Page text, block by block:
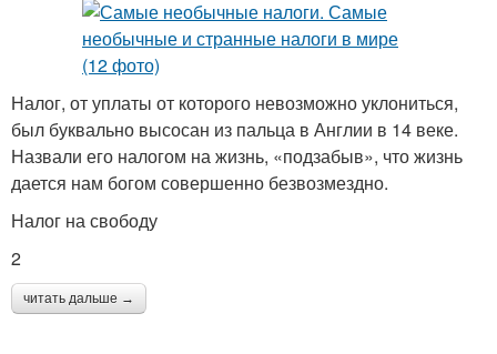
Налог, от уплаты от которого невозможно уклониться,
был буквально высосан из пальца в Англии в 14 веке.
Назвали его налогом на жизнь, «подзабыв», что жизнь
дается нам богом совершенно безвозмездно.
Налог на свободу
2
читать дальше →